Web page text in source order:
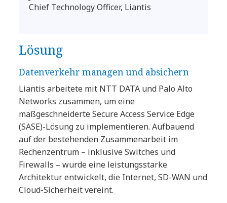
Chief Technology Officer, Liantis
Lösung
Datenverkehr managen und absichern
Liantis arbeitete mit NTT DATA und Palo Alto
Networks zusammen, um eine
maßgeschneiderte Secure Access Service Edge
(SASE)-Lösung zu implementieren. Aufbauend
auf der bestehenden Zusammenarbeit im
Rechenzentrum – inklusive Switches und
Firewalls – wurde eine leistungsstarke
Architektur entwickelt, die Internet, SD-WAN und
Cloud-Sicherheit vereint.